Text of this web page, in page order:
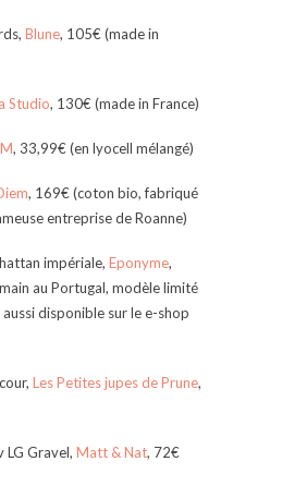
Blune, 105€ (made in
Studio, 130€ (made in France)
, 33,99€ (en lyocell mélangé)
, 169€ (coton bio, fabriqué
entreprise de Roanne)
impériale, Eponyme,
au Portugal, modèle limité
disponible sur le e-shop
Les Petites jupes de Prune,
Gravel, Matt & Nat, 72€